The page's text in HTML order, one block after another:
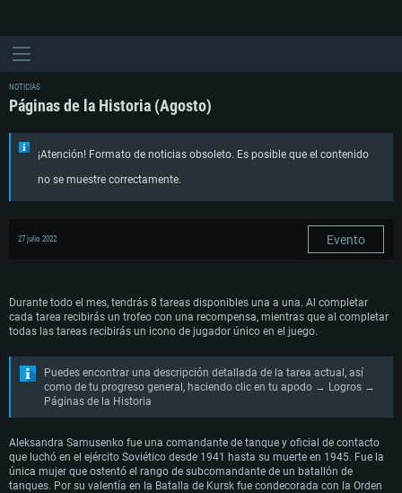
NOTICIAS
Páginas de la Historia (Agosto)
¡Atención! Formato de noticias obsoleto. Es posible que el contenido
no se muestre correctamente.
27 julio 2022 Evento
Durante todo el mes, tendrás 8 tareas disponibles una a una. Al completar
cada tarea recibirás un trofeo con una recompensa, mientras que al completar
todas las tareas recibirás un icono de jugador único en el juego.
Puedes encontrar una descripción detallada de la tarea actual, así
como de tu progreso general, haciendo clic en tu apodo → Logros →
Páginas de la Historia
Aleksandra Samusenko fue una comandante de tanque y oficial de contacto
que luchó en el ejército Soviético desde 1941 hasta su muerte en 1945. Fue la
única mujer que ostentó el rango de subcomandante de un batallón de
tanques. Por su valentía en la Batalla de Kursk fue condecorada con la Orden